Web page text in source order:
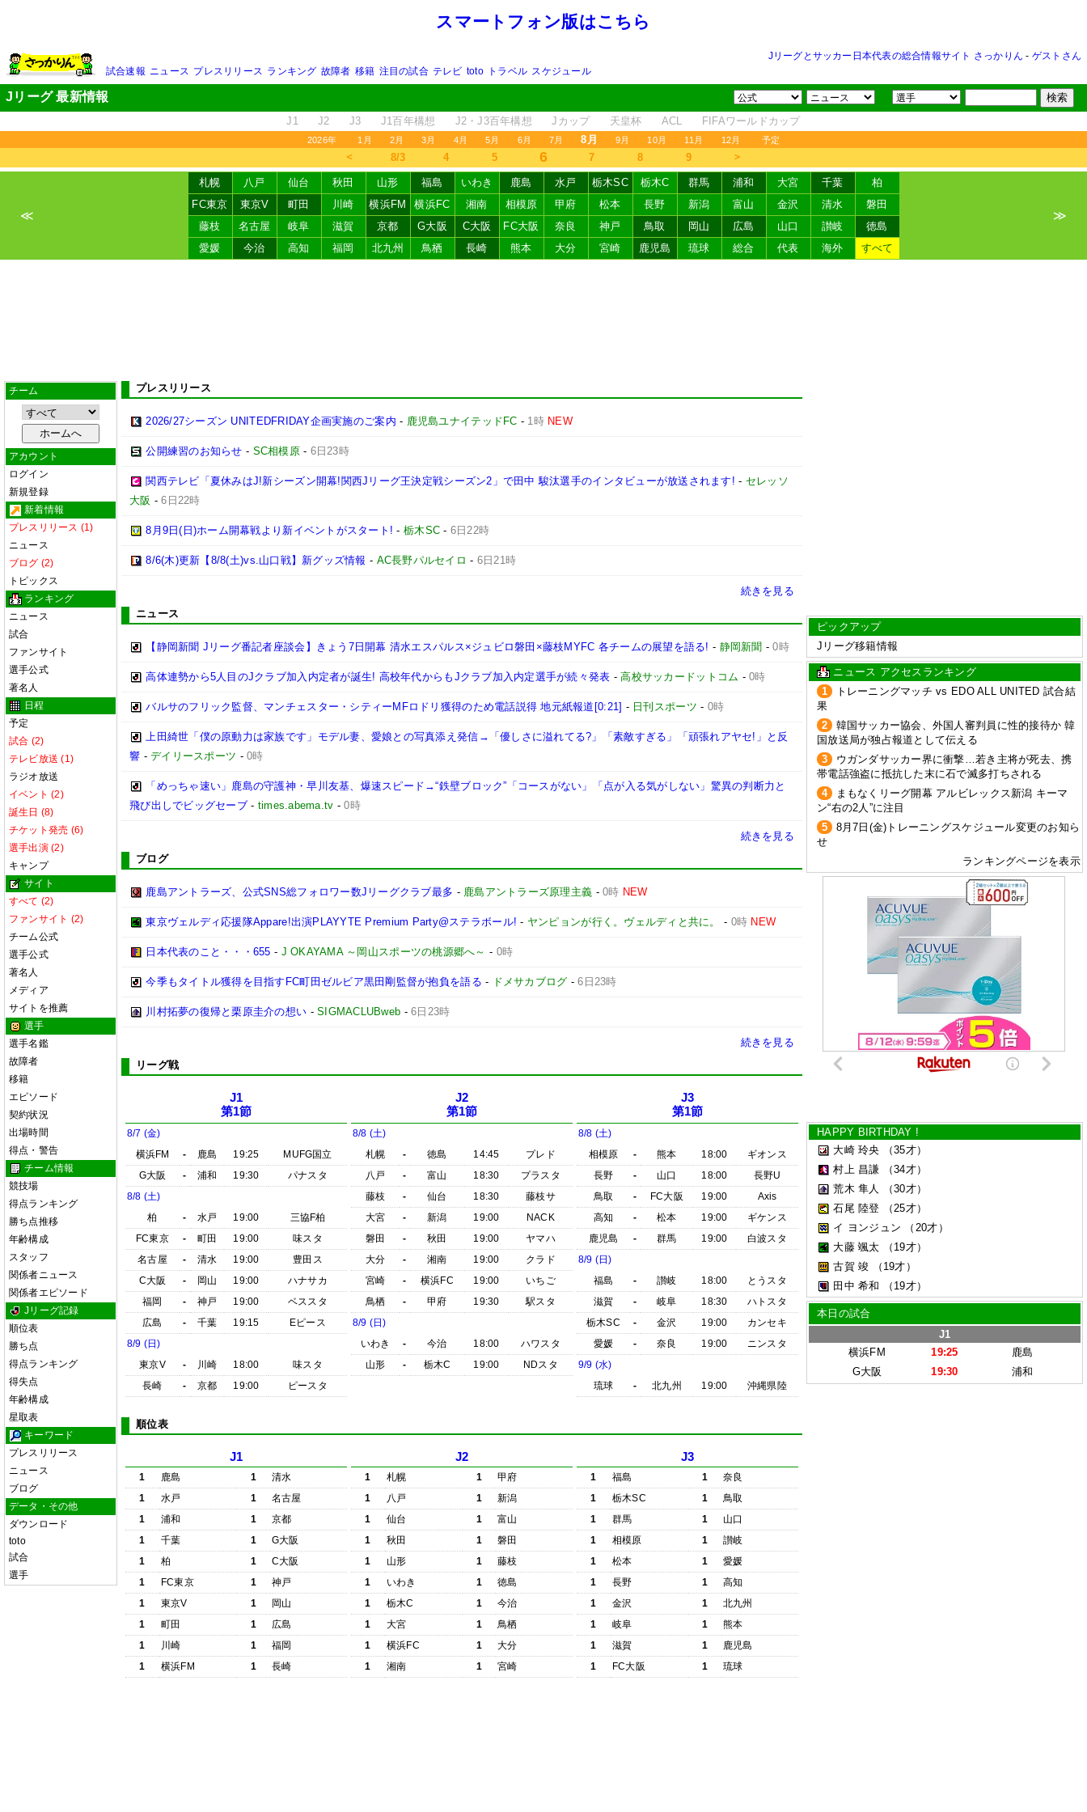
スマートフォン版はこちら
Jリーグとサッカー日本代表の総合情報サイト さっかりん - ゲストさん
試合速報 ニュース プレスリリース ランキング 故障者 移籍 注目の試合 テレビ toto トラベル スケジュール
Jリーグ 最新情報
J1 J2 J3 J1百年構想 J2・J3百年構想 Jカップ 天皇杯 ACL FIFAワールドカップ
2026年 1月 2月 3月 4月 5月 6月 7月 8月 9月 10月 11月 12月 予定
＜ 8/3 4 5 6 7 8 9 ＞
≪
札幌 八戸 仙台 秋田 山形 福島 いわき 鹿島 水戸 栃木SC 栃木C 群馬 浦和 大宮 千葉
柏
FC東京
東京V 町田 川崎 横浜FM 横浜FC 湘南 相模原 甲府 松本 長野 新潟 富山 金沢 清水
磐田
藤枝
名古屋 岐阜 滋賀 京都 G大阪 C大阪 FC大阪 奈良 神戸 鳥取 岡山 広島 山口 讃岐
徳島
愛媛
今治 高知 福岡 北九州 鳥栖 長崎 熊本 大分 宮崎 鹿児島 琉球 総合 代表 海外 すべて
≫
チーム
アカウント
ログイン
新規登録
新着情報
プレスリリース (1)
ニュース
ブログ (2)
トピックス
ランキング
ニュース
試合
ファンサイト
選手公式
著名人
日程
予定
試合 (2)
テレビ放送 (1)
ラジオ放送
イベント (2)
誕生日 (8)
チケット発売 (6)
選手出演 (2)
キャンプ
サイト
すべて (2)
ファンサイト (2)
チーム公式
選手公式
著名人
メディア
サイトを推薦
選手
選手名鑑
故障者
移籍
エピソード
契約状況
出場時間
得点・警告
チーム情報
競技場
得点ランキング
勝ち点推移
年齢構成
スタッフ
関係者ニュース
関係者エピソード
Jリーグ記録
順位表
勝ち点
得点ランキング
得失点
年齢構成
星取表
キーワード
プレスリリース
ニュース
ブログ
データ・その他
ダウンロード
toto
試合
選手
プレスリリース
2026/27シーズン UNITEDFRIDAY企画実施のご案内 - 鹿児島ユナイテッドFC - 1時 NEW
公開練習のお知らせ - SC相模原- 6日23時
関西テレビ「夏休みはJ!新シーズン開幕!関西Jリーグ王決定戦シーズン2」で田中 駿汰選手のインタビューが放送されます! - セレッソ
大阪 -6日22時
8月9日(日)ホーム開幕戦より新イベントがスタート! -栃木SC - 6日22時
8/6(木)更新【8/8(土)vs.山口戦】新グッズ情報 - AC長野パルセイロ - 6日21時
続きを見る
ニュース
【静岡新聞 Jリーグ番記者座談会】きょう7日開幕 清水エスパルス×ジュビロ磐田×藤枝MYFC 各チームの展望を語る! - 静岡新聞 -0時
高体連勢から5人目のJクラブ加入内定者が誕生! 高校年代からもJクラブ加入内定選手が続々発表 -高校サッカードットコム -0時
バルサのフリック監督、マンチェスター・シティーMFロドリ獲得のため電話説得 地元紙報道[0:21] - 日刊スポーツ - 0時
上田綺世「僕の原動力は家族です」モデル妻、愛娘との写真添え発信→「優しさに溢れてる?」「素敵すぎる」「頑張れアヤセ!」と反
響 -デイリースポーツ -0時
「めっちゃ速い」鹿島の守護神・早川友基、爆速スピード→“鉄壁ブロック”「コースがない」「点が入る気がしない」驚異の判断力と
飛び出しでビッグセーブ- times.abema.tv -0時
続きを見る
ブログ
鹿島アントラーズ、公式SNS総フォロワー数Jリーグクラブ最多 - 鹿島アントラーズ原理主義 -0時 NEW
東京ヴェルディ応援隊Appare!出演PLAYYTE Premium Party@ステラボール! - ヤンピョンが行く。ヴェルディと共に。 - 0時 NEW
日本代表のこと・・・655 - J OKAYAMA ～岡山スポーツの桃源郷へ～ - 0時
今季もタイトル獲得を目指すFC町田ゼルビア黒田剛監督が抱負を語る - ドメサカブログ -6日23時
川村拓夢の復帰と栗原圭介の想い -SIGMACLUBweb -6日23時
続きを見る
リーグ戦
J1
第1節
8/7 (金)
横浜FM
- 鹿島 19:25
MUFG国立
G大阪
- 浦和 19:30
パナスタ
8/8 (土)
柏
- 水戸 19:00
三協F柏
FC東京
- 町田 19:00
味スタ
名古屋
- 清水 19:00
豊田ス
C大阪
- 岡山 19:00
ハナサカ
福岡
- 神戸 19:00
ベススタ
広島
- 千葉 19:15
Eピース
8/9 (日)
東京V
- 川崎 18:00
味スタ
長崎
- 京都 19:00 ピースタ
J2
第1節
8/8 (土)
札幌
- 徳島 14:45
プレド
八戸
- 富山 18:30
プラスタ
藤枝
- 仙台 18:30
藤枝サ
大宮
- 新潟 19:00
NACK
磐田
- 秋田 19:00
ヤマハ
大分
- 湘南 19:00
クラド
宮崎
- 横浜FC 19:00
いちご
鳥栖
- 甲府 19:30
駅スタ
8/9 (日)
いわき
- 今治 18:00
ハワスタ
山形
- 栃木C 19:00 NDスタ
J3
第1節
8/8 (土)
相模原
- 熊本 18:00
ギオンス
長野
- 山口 18:00
長野U
鳥取
- FC大阪 19:00
Axis
高知
- 松本 19:00
ギケンス
鹿児島
- 群馬 19:00
白波スタ
8/9 (日)
福島
- 讃岐 18:00
とうスタ
滋賀
- 岐阜 18:30
ハトスタ
栃木SC
- 金沢 19:00
カンセキ
愛媛
- 奈良 19:00
ニンスタ
9/9 (水)
琉球
- 北九州 19:00 沖縄県陸
順位表
J1
1 鹿島 1
清水
1
水戸 1
名古屋
1
浦和 1
京都
1
千葉 1
G大阪
1
柏 1
C大阪
1
FC東京 1
神戸
1
東京V 1
岡山
1
町田 1
広島
1
川崎 1
福岡
1
横浜FM 1 長崎
J2
1 札幌 1
甲府
1
八戸 1
新潟
1
仙台 1
富山
1
秋田 1
磐田
1
山形 1
藤枝
1
いわき 1
徳島
1
栃木C 1
今治
1
大宮 1
鳥栖
1
横浜FC 1
大分
1
湘南 1 宮崎
J3
1 福島 1
奈良
1
栃木SC 1
鳥取
1
群馬 1
山口
1
相模原 1
讃岐
1
松本 1
愛媛
1
長野 1
高知
1
金沢 1
北九州
1
岐阜 1
熊本
1
滋賀 1
鹿児島
1
FC大阪 1 琉球
ピックアップ
Jリーグ移籍情報
ニュース アクセスランキング
1
トレーニングマッチ vs EDO ALL UNITED 試合結
果
2
韓国サッカー協会、外国人審判員に性的接待か 韓
国放送局が独占報道として伝える
3
ウガンダサッカー界に衝撃…若き主将が死去、携
帯電話強盗に抵抗した末に石で滅多打ちされる
4
まもなくリーグ開幕 アルビレックス新潟 キーマ
ン“右の2人”に注目
5
8月7日(金)トレーニングスケジュール変更のお知ら
せ
ランキングページを表示
HAPPY BIRTHDAY !
大崎 玲央
（35才）
村上 昌謙
（34才）
荒木 隼人
（30才）
石尾 陸登
（25才）
イ ヨンジュン
（20才）
大藤 颯太
（19才）
古賀 竣
（19才）
田中 希和
（19才）
本日の試合
J1
横浜FM
19:25
鹿島
G大阪
19:30 浦和